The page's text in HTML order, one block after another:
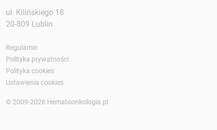
ul. Kilińskiego 18
20-809 Lublin
Regulamin
Polityka prywatności
Polityka cookies
Ustawienia cookies
© 2009-2026 Hematoonkologia.pl